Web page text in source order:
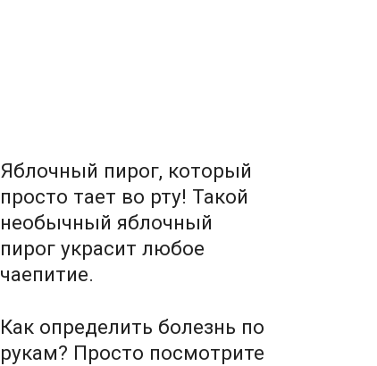
Яблочный пирог, который
просто тает во рту! Такой
необычный яблочный
пирог украсит любое
чаепитие.
Как определить болезнь по
рукам? Просто посмотрите